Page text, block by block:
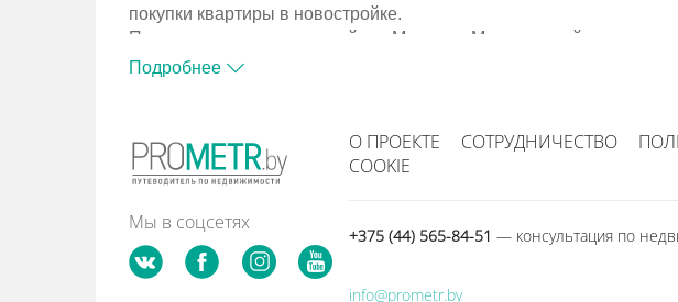
покупки квартиры в новостройке.
Путеводитель по новостройкам Минска и Минского района - это
жилье и компаниях-застройщиках. На портале размещена база
Подробнее
Мы в соцсетях
О ПРОЕКТЕ СОТРУДНИЧЕСТВО
COOKIE
+375 (44) 565-84-51 — консультация по
info@prometr.by